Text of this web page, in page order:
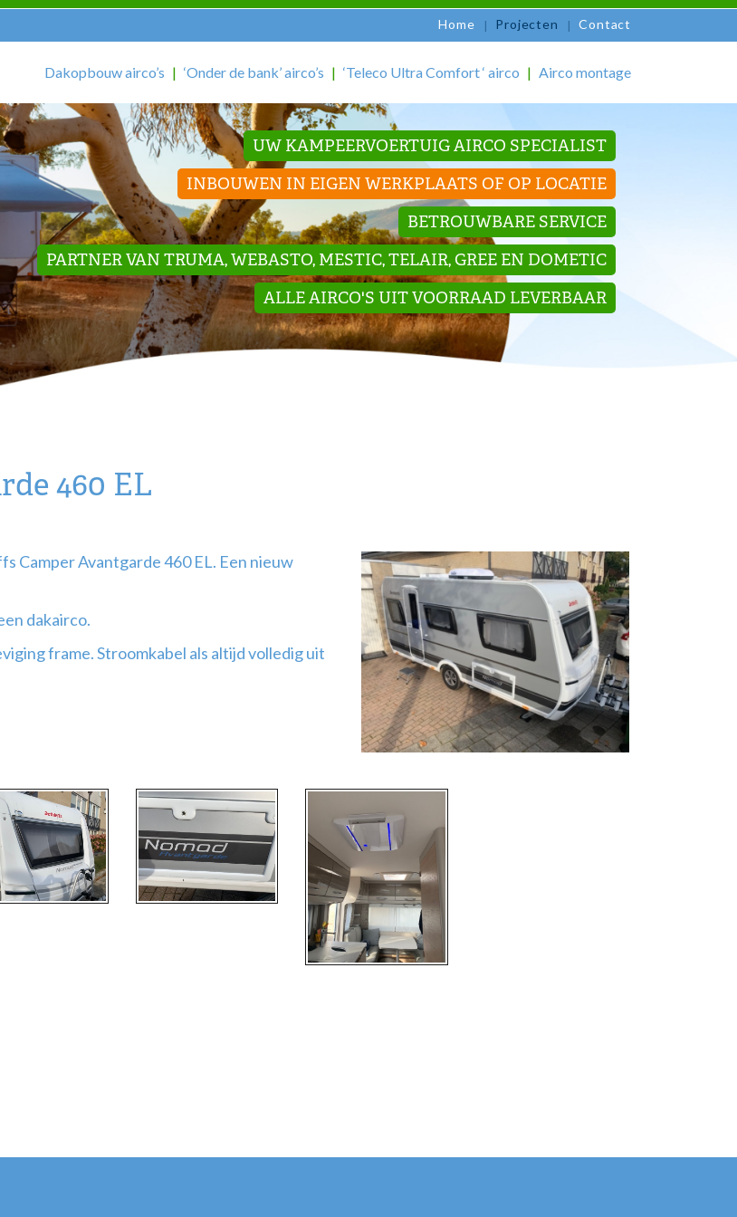
Home Projecten Contact
Dakopbouw airco’s ‘Onder de bank’ airco’s ‘Teleco Ultra Comfort ‘ airco Airco montage
UW KAMPEERVOERTUIG AIRCO SPECIALIST
INBOUWEN IN EIGEN WERKPLAATS OF OP LOCATIE
BETROUWBARE SERVICE
PARTNER VAN TRUMA, WEBASTO, MESTIC, TELAIR, GREE EN DOMETIC
ALLE AIRCO'S UIT VOORRAAD LEVERBAAR
460 EL
Camper Avantgarde 460 EL. Een nieuw
dakairco.
frame. Stroomkabel als altijd volledig uit